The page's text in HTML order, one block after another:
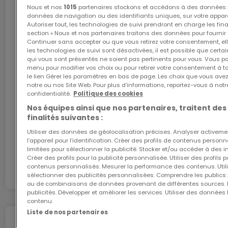
La gare d'Oberkorn ainsi que les principaux axes
routiers permettent de rejoindre rapidement
Luxembourg-Ville, Belval, Esch-sur-Alzette et les
principaux pôles économiques du pays.
Les points forts du projet
- Plus de 70 % des appartements déjà vendus (12
sur 17)
- Résidence contemporaine de standing
- Appartements lumineux avec terrasses et
balcons
- Finitions de qualité et architecture élégante
- Performance énergétique élevée
- Ascenseur et caves privatives
- Emplacements de parking intérieurs disponibles à
l'achat
Internet
L'internet Giga : l'Internet à domicile
Bénéficiez d’1 mois d’internet gratuit avec le code
ATHOME26 sur le réseau le plus rapide du
Luxembourg.
J’y vais
En partenariat avec
Nous et nos 1015 partenaires stockons et accédons à des
données de navigation ou des identifiants uniques, sur votre
Autoriser tout, les technologies de suivi prendront en charge les
section « Nous et nos partenaires traitons des données pour fournir
Continuer sans accepter ou que vous retirez votre consentement,
les technologies de suivi sont désactivées, il est possible que
qui vous sont présentés ne soient pas pertinents pour vous. Vous
menu pour modifier vos choix ou pour retirer votre consentement à
le lien Gérer les paramètres en bas de page. Les choix que vous
notre ou nos Site Web. Pour plus d’informations, reportez-vous à
confidentialité. Politique des cookies
Nos équipes ainsi que nos partenaires, traitent
finalités suivantes :
Utiliser des données de géolocalisation précises. Analyser
l’appareil pour l’identification. Créer des profils de contenus
limitées pour sélectionner la publicité. Stocker et/ou accéder à des
Créer des profils pour la publicité personnalisée. Utiliser des profils
contenus personnalisés. Mesurer la performance des contenus.
sélectionner des publicités personnalisées. Comprendre les
ou de combinaisons de données provenant de différentes sources.
publicités. Développer et améliorer les services. Utiliser des
contenu.
Liste de nos partenaires